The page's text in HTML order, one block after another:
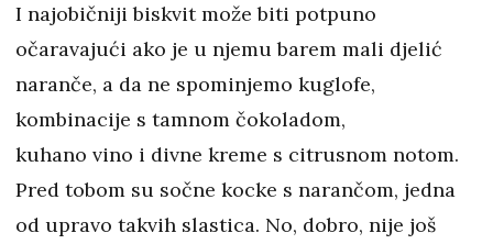
I najobičniji biskvit može biti potpuno
očaravajući ako je u njemu barem mali djelić
naranče, a da ne spominjemo kuglofe,
kombinacije s tamnom čokoladom,
kuhano vino i divne kreme s citrusnom notom.
Pred tobom su sočne kocke s narančom, jedna
od upravo takvih slastica. No, dobro, nije još